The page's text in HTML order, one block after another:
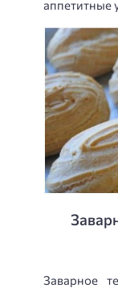
аппетитные
Заварное